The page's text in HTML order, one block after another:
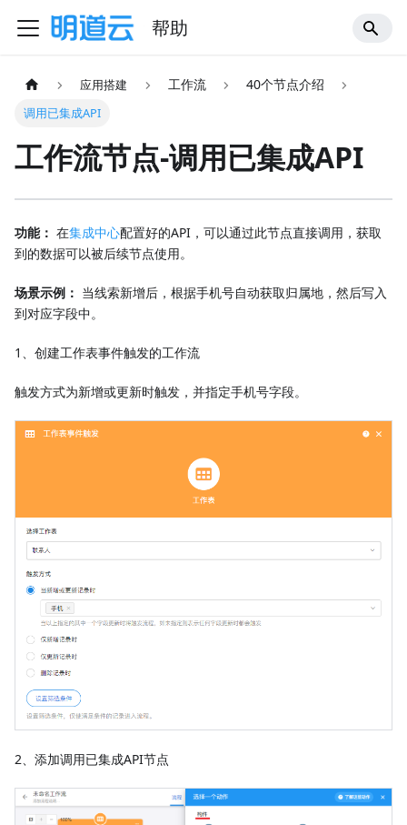
帮助
应用搭建 工作流 40个节点介绍
调用已集成API
工作流节点-调用已集成API
功能： 在集成中心配置好的API，可以通过此节点直接调用，获取
到的数据可以被后续节点使用。
场景示例： 当线索新增后，根据手机号自动获取归属地，然后写入
到对应字段中。
1、创建工作表事件触发的工作流
触发方式为新增或更新时触发，并指定手机号字段。
2、添加调用已集成API节点